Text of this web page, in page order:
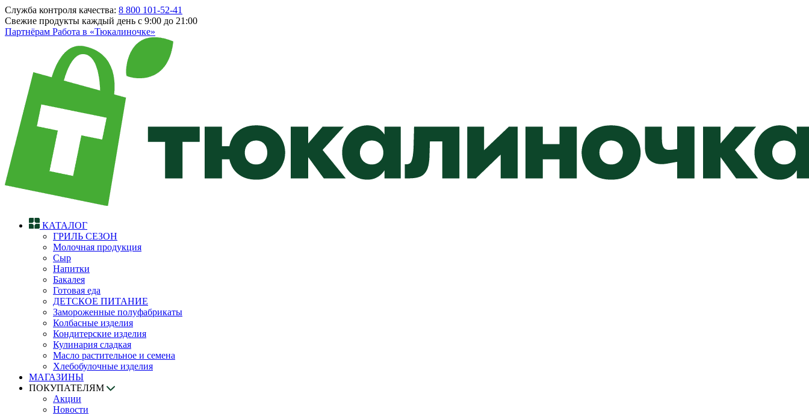
Служба контроля качества: 8 800 101-52-41
Свежие продукты каждый день с 9:00 до 21:00
Партнёрам Работа в «Тюкалиночке»
КАТАЛОГ
ГРИЛЬ СЕЗОН
Молочная продукция
Сыр
Напитки
Бакалея
Готовая еда
ДЕТСКОЕ ПИТАНИЕ
Замороженные полуфабрикаты
Колбасные изделия
Кондитерские изделия
Кулинария сладкая
Масло растительное и семена
Хлебобулочные изделия
МАГАЗИНЫ
ПОКУПАТЕЛЯМ
Акции
Новости